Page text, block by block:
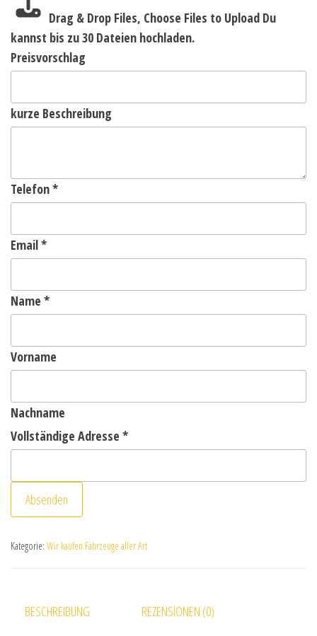
Drag & Drop Files, Choose Files to Upload Du
kannst bis zu 30 Dateien hochladen.
Preisvorschlag
kurze Beschreibung
Telefon*
Email*
Name *
Vorname
Nachname
Vollständige Adresse *
Absenden
Kategorie: Wir kaufen Fahrzeuge aller Art
BESCHREIBUNG REZENSIONEN (0)